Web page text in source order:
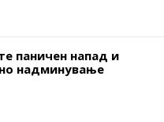
паничен напад и
надминување